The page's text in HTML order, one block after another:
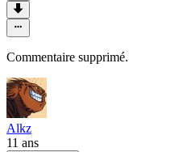
Commentaire supprimé.
Alkz
11 ans